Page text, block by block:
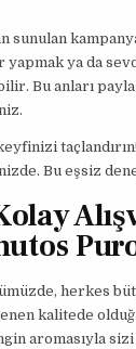
sunulan
yapmak ya da
Bu anları
Bu eşsiz
Puro
herkes
kalitede
aromasıyla